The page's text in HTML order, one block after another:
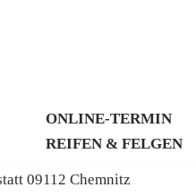
ONLINE-TERMIN
REIFEN & FELGEN
09112 Chemnitz